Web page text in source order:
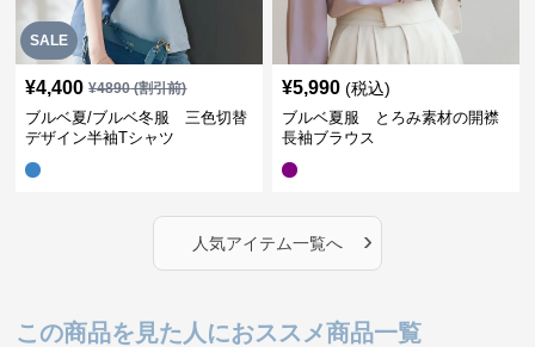
SALE
¥4,400 ¥4890(割引前)
ブルベ夏/ブルベ冬服 三色切替
デザイン半袖Tシャツ
¥5,990 (税込)
ブルベ夏服 とろみ素材の開襟
長袖ブラウス
人気アイテム一覧へ ›
この商品を見た人におススメ商品一覧